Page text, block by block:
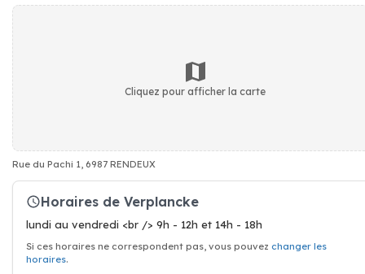
Cliquez pour afficher la carte
Rue du Pachi 1, 6987 RENDEUX
Horaires de Verplancke
lundi au vendredi <br /> 9h - 12h et 14h - 18h
Si ces horaires ne correspondent pas, vous pouvez changer les
horaires.